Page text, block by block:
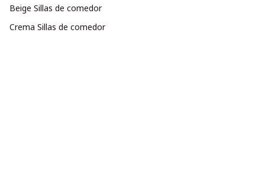
Beige Sillas de comedor
Crema Sillas de comedor